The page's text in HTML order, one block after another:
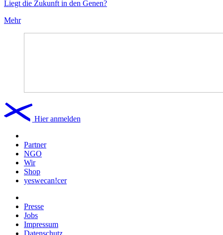
Liegt die Zukunft in den Genen?
Mehr
Hier anmelden
Partner
NGO
Wir
Shop
yeswecan!cer
Presse
Jobs
Impressum